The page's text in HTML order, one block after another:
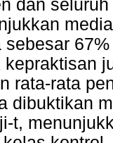
dan
sebesar
kepraktisan
rata-rata
dibuktikan
t,